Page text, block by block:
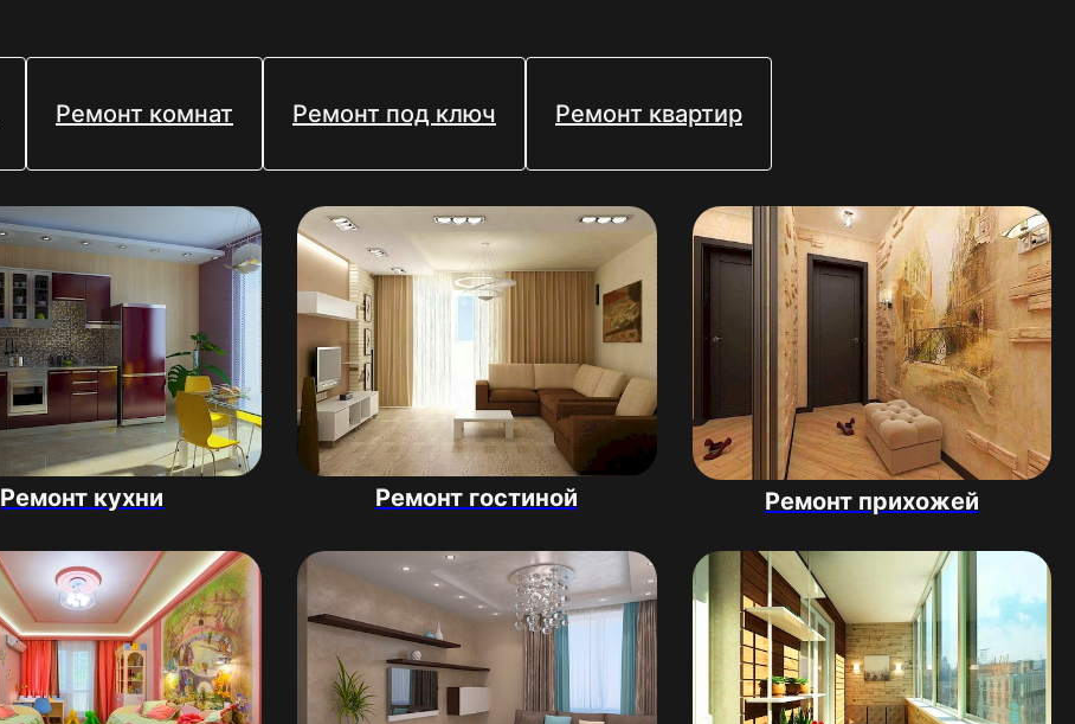
Ремонт комнат Ремонт под ключ Ремонт квартир
Ремонт кухни Ремонт гостиной Ремонт прихожей